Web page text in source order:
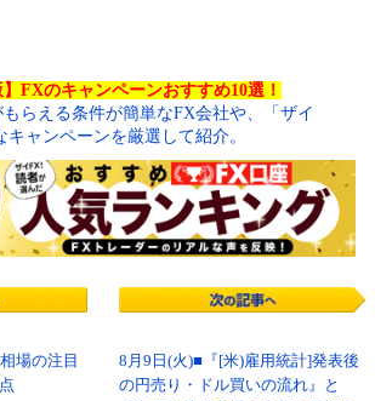
】FXのキャンペーンおすすめ10選！
らえる条件が簡単なFX会社や、「ザイ
ャンペーンを厳選して紹介。
場の注目
8月9日(火)■『[米)雇用統計]発表後
の円売り・ドル買いの流れ』と